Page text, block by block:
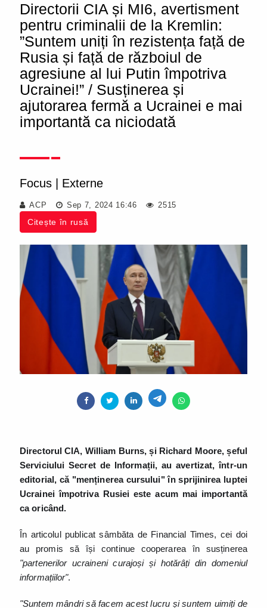
Directorii CIA și MI6, avertisment
pentru criminalii de la Kremlin:
”Suntem uniți în rezistența față de
Rusia și față de războiul de
agresiune al lui Putin împotriva
Ucrainei!” / Susținerea și
ajutorarea fermă a Ucrainei e mai
importantă ca niciodată
Focus Externe
ACP Sep 7, 2024 16:46 2515
Citește în rusă
Directorul CIA, William Burns, și Richard Moore, șeful
Serviciului Secret de Informații, au avertizat, într-un
editorial, că "menținerea cursului" în sprijinirea luptei
Ucrainei împotriva Rusiei este acum mai importantă
ca oricând.
În articolul publicat sâmbăta de Financial Times, cei doi
au promis să își continue cooperarea în susținerea
"partenerilor ucraineni curajoși și hotărâți din domeniul
informațiilor".
"Suntem mândri să facem acest lucru și suntem uimiți de